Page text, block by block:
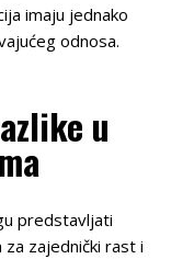
imaju jednako
odnosa.
u
predstavljati
zajednički rast i